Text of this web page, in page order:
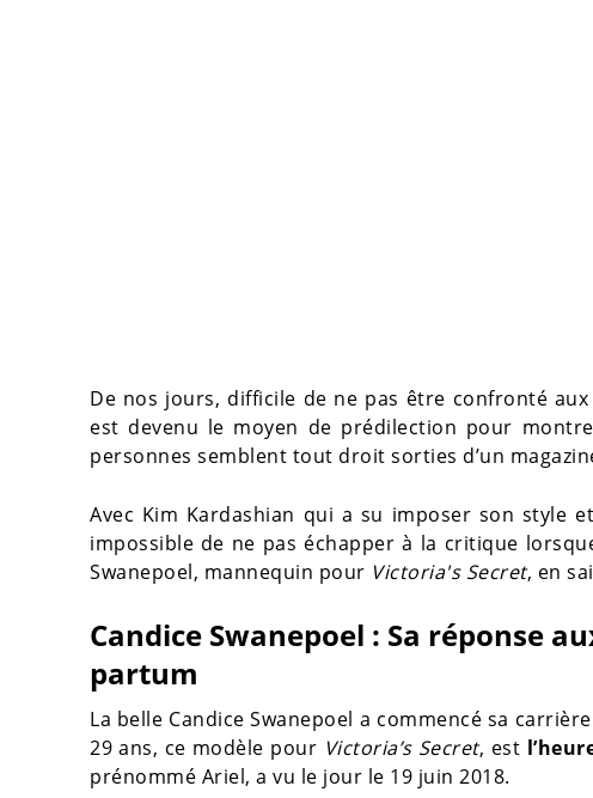
De nos jours, difficile de ne pas être confronté
est devenu le moyen de prédilection pour
personnes semblent tout droit sorties d’un
Avec Kim Kardashian qui a su imposer son style
impossible de ne pas échapper à la critique
Swanepoel, mannequin pour Victoria's Secret, en
Candice Swanepoel : Sa réponse
partum
La belle Candice Swanepoel a commencé sa
29 ans, ce modèle pour Victoria’s Secret, est
prénommé Ariel, a vu le jour le 19 juin 2018.